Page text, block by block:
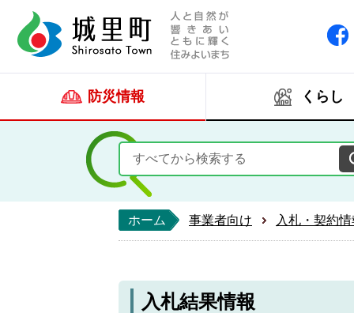
防災情報 くらし
ホーム 事業者向け 入札・契約
入札結果情報